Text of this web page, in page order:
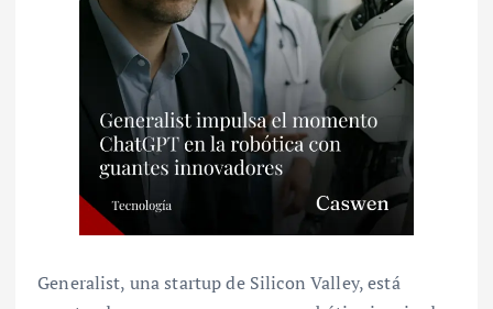
Generalist, una startup de Silicon Valley, está